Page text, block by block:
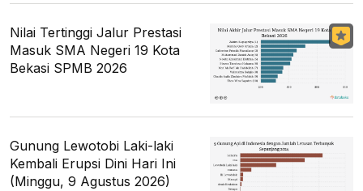
Nilai Tertinggi Jalur Prestasi
Masuk SMA Negeri 19 Kota
Bekasi SPMB 2026
Gunung Lewotobi Laki-laki
Kembali Erupsi Dini Hari Ini
(Minggu, 9 Agustus 2026)